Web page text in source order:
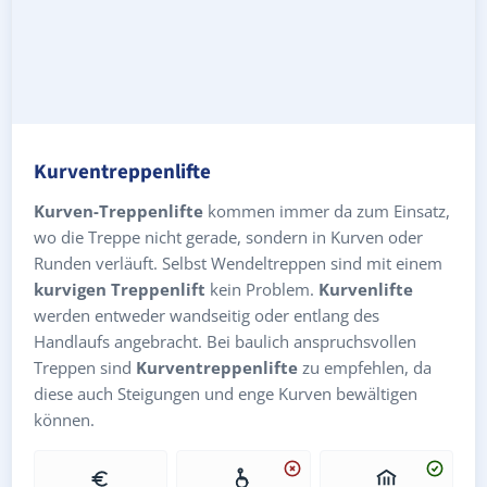
Kurventreppenlifte
Kurven-Treppenlifte kommen immer da zum Einsatz,
wo die Treppe nicht gerade, sondern in Kurven oder
Runden verläuft. Selbst Wendeltreppen sind mit einem
kurvigen Treppenlift kein Problem. Kurvenlifte
werden entweder wandseitig oder entlang des
Handlaufs angebracht. Bei baulich anspruchsvollen
Treppen sind Kurventreppenlifte zu empfehlen, da
diese auch Steigungen und enge Kurven bewältigen
können.